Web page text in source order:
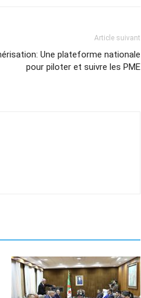
Article suivant
Une plateforme nationale
pour piloter et suivre les PME